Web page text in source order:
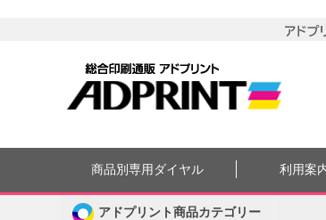
商品別専用ダイヤル 利用案
アドプリント商品カテゴリー